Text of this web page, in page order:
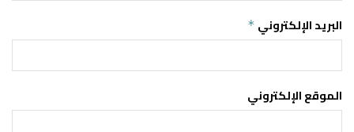
البريد الإلكتروني *
الموقع الإلكتروني